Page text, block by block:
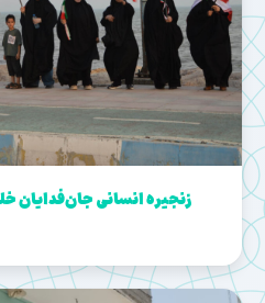
زنجیره انسانی جان‌فدایان